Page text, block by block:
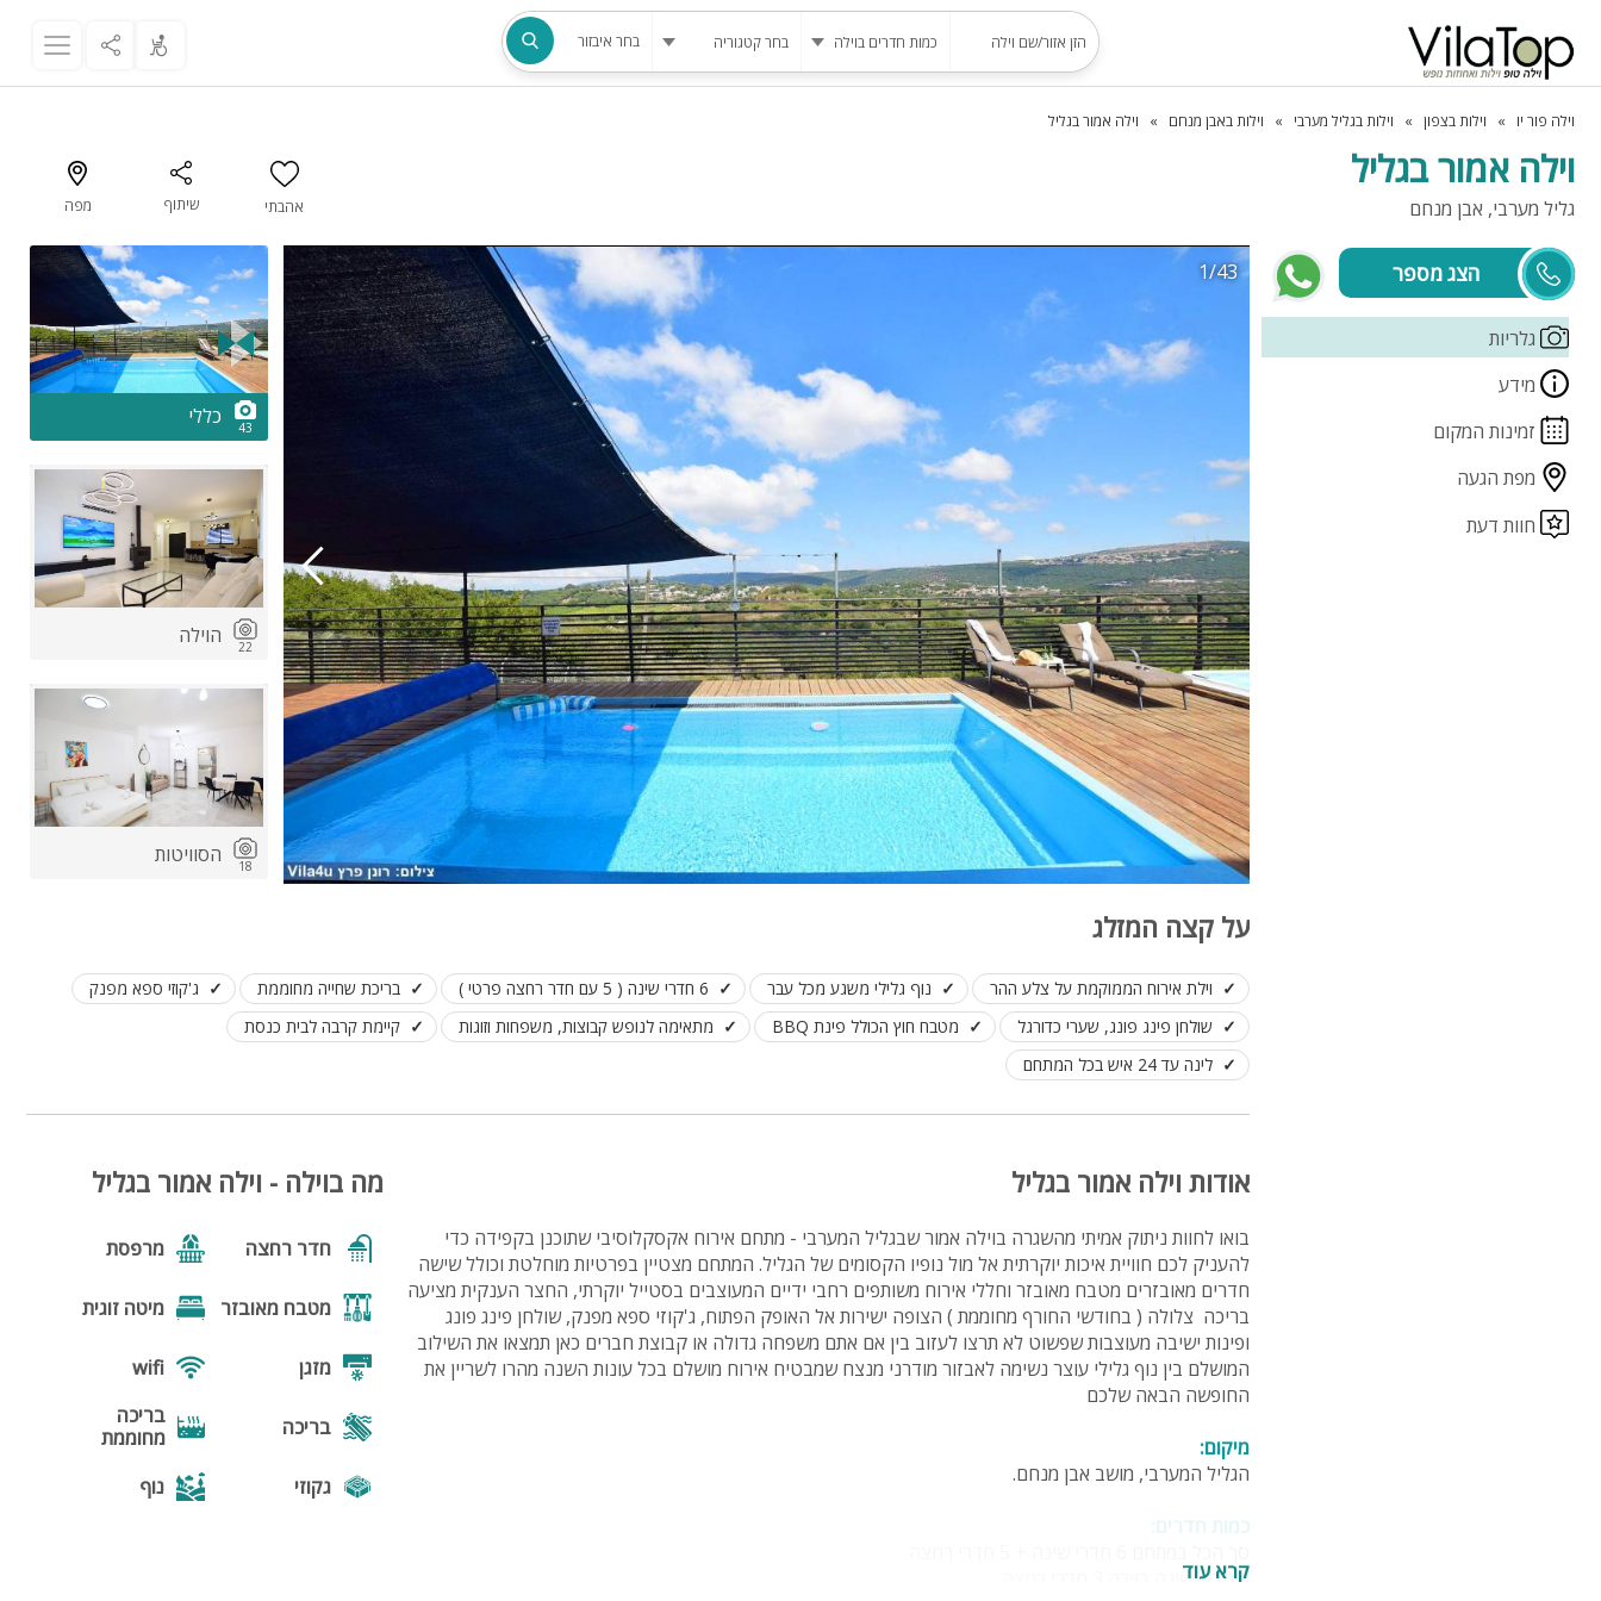
וילה פור יו וילות בצפון וילות בגליל מערבי וילות באבן מנחם וילה אמור בגליל
בחר איבזור
פינת מנגל
להשכרה
סאונה
קריוקי
גקוזי
Xbox
ארוחת בוקר
שולחן פוקר
מקרן
גישה לנכים
קבוצות גדולות
בריכה מקורה
מטבח
משפחות
מיטה זוגית
hot
מחירים
בזול
בתי נופש
וילה אמור בגליל
גליל מערבי, אבן מנחם אהבתי שיתוף מפה
גלריות
מידע
זמינות המקום
מפת הגעה
חוות דעת
1/43
2/43
43 כללי
22 הוילה
18 הסוויטות
על קצה המזלג
וילת אירוח הממוקמת על צלע ההר נוף גלילי משגע מכל עבר 6 חדרי שינה ( 5 עם חדר רחצה פרטי ) בריכת שחייה מחוממת
ג'קוזי ספא מפנק
שולחן פינג פונג, שערי כדורגל
מטבח חוץ הכולל פינת BBQ מתאימה לנופש קבוצות, משפחות וזוגות
קיימת קרבה לבית כנסת
לינה עד 24 איש בכל המתחם
אודות וילה אמור בגליל
בואו לחוות ניתוק אמיתי מהשגרה בוילה אמור שבגליל המערבי - מתחם אירוח אקסקלוסיבי שתוכנן בקפידה כדי
להעניק לכם חוויית איכות יוקרתית אל מול נופיו הקסומים של הגליל. המתחם מצטיין בפרטיות מוחלטת וכולל שישה
חדרים מאובזרים מטבח מאובזר וחללי אירוח משותפים רחבי ידיים המעוצבים בסטייל יוקרתי, החצר הענקית מציעה
בריכה צלולה ( בחודשי החורף מחוממת ) הצופה ישירות אל האופק הפתוח, ג'קוזי ספא מפנק, שולחן פינג פונג
ופינות ישיבה מעוצבות שפשוט לא תרצו לעזוב בין אם אתם משפחה גדולה או קבוצת חברים כאן תמצאו את השילוב
המושלם בין נוף גלילי עוצר נשימה לאבזור מודרני מנצח שמבטיח אירוח מושלם בכל עונות השנה מהרו לשריין את
החופשה הבאה שלכם
מיקום:
הגליל המערבי, מושב אבן מנחם.
4 חדרי שינה בוילה 3 חדרי רחצה
קרא עוד
מה בוילה - וילה אמור בגליל
חדר רחצה מרפסת
מטבח מאובזר מיטה זוגית
מזגן wifi
בריכה
בריכה
מחוממת
גקוזי
נוף